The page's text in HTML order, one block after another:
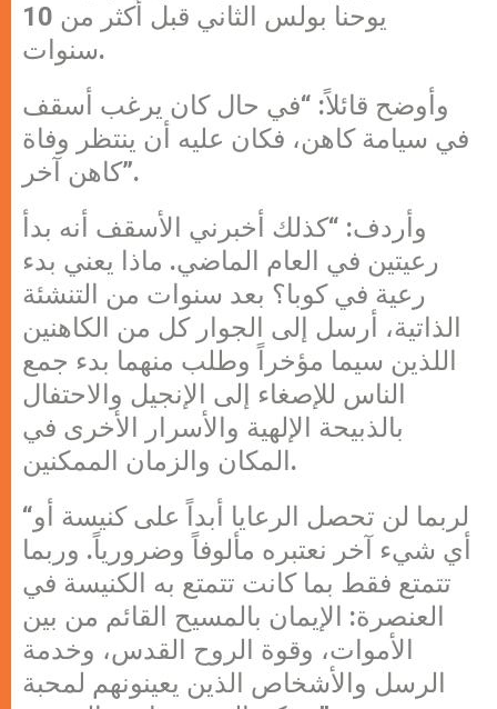
يوحنا بولس الثاني قبل أكثر من 10
سنوات.
وأوضح قائلاً: “في حال كان يرغب أسقف
في سيامة كاهن، فكان عليه أن ينتظر وفاة
كاهن آخر”.
وأردف: “كذلك أخبرني الأسقف أنه بدأ
رعيتين في العام الماضي. ماذا يعني بدء
رعية في كوبا؟ بعد سنوات من التنشئة
الذاتية، أرسل إلى الجوار كل من الكاهنين
اللذين سيما مؤخراً وطلب منهما بدء جمع
الناس للإصغاء إلى الإنجيل والاحتفال
بالذبيحة الإلهية والأسرار الأخرى في
المكان والزمان الممكنين.
“لربما لن تحصل الرعايا أبداً على كنيسة أو
أي شيء آخر نعتبره مألوفاً وضرورياً. وربما
تتمتع فقط بما كانت تتمتع به الكنيسة في
العنصرة: الإيمان بالمسيح القائم من بين
الأموات، وقوة الروح القدس، وخدمة
الرسل والأشخاص الذين يعينونهم لمحبة